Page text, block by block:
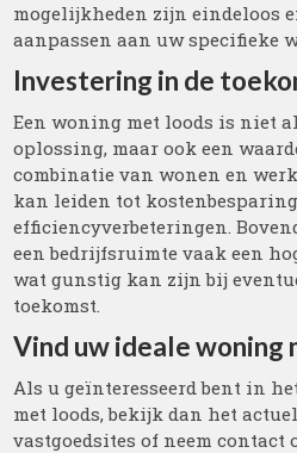
mogelijkheden zijn eindeloos
aanpassen aan uw specifieke
Investering in de
Een woning met loods is niet
oplossing, maar ook een
combinatie van wonen en
kan leiden tot
efficiencyverbeteringen.
een bedrijfsruimte vaak een
wat gunstig kan zijn bij
toekomst.
Vind uw ideale woning
Als u geïnteresseerd bent in
met loods, bekijk dan het
vastgoedsites of neem contact